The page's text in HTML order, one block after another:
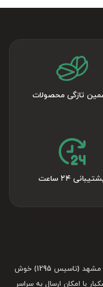
تازگی محصولات
۲۴ ساعت
به شعبه آنلاین فروشگاه آجیل و خشکبار آجیل چی مشهد (تاسیس 1295) خوش
با امکان ارسال به سراسر